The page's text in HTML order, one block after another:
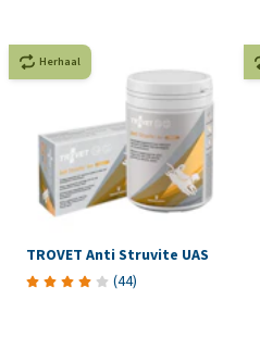
Herhaal
TROVET Anti Struvite UAS
(44)